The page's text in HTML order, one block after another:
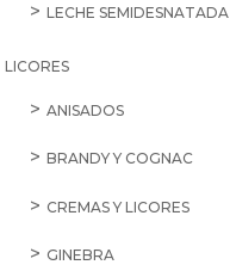
LECHE SEMIDESNATADA
LICORES
ANISADOS
BRANDY Y COGNAC
CREMAS Y LICORES
GINEBRA